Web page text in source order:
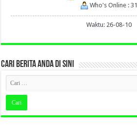
Who's Online : 31
Waktu: 26-08-10
CARI BERITA ANDA DI SINI